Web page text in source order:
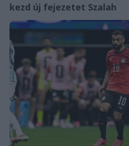
kezd új fejezetet Szalah